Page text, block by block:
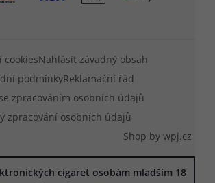
cookiesNahlásit závadný obsah
podmínkyReklamační řád
zpracováním osobních údajů
zpracování osobních údajů
Shop by wpj.cz
cigaret osobám mladším 18